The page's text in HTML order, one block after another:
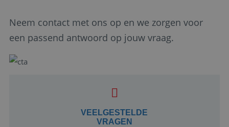
Neem contact met ons op en we zorgen voor
een passend antwoord op jouw vraag.
VEELGESTELDE
VRAGEN
Google Privacy Policy